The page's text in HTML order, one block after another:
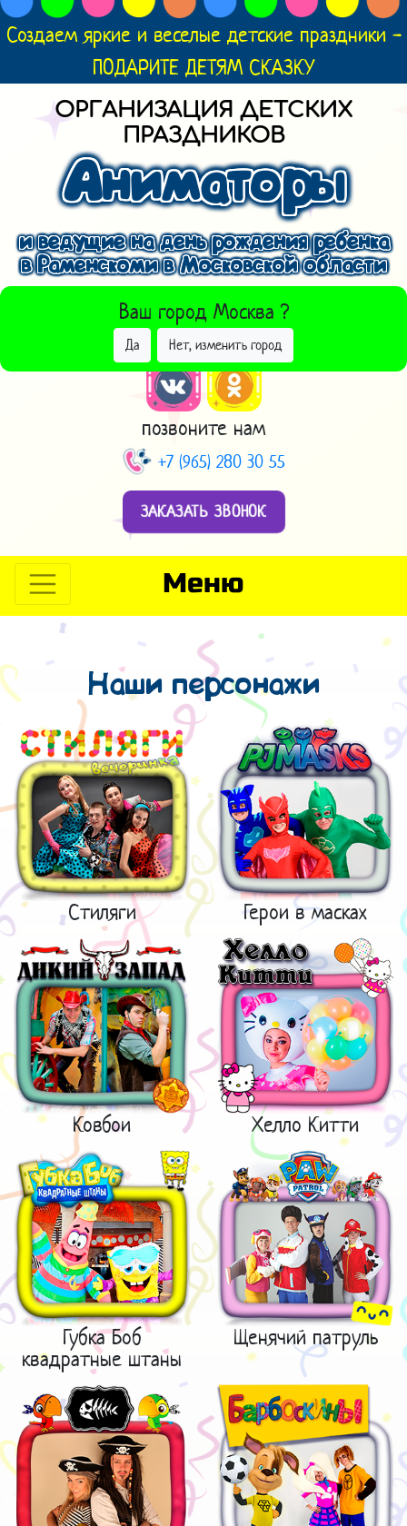
Создаем яркие и веселые детские праздники -
ПОДАРИТЕ ДЕТЯМ СКАЗКУ
ОРГАНИЗАЦИЯ ДЕТСКИХ
ПРАЗДНИКОВ
Аниматоры
и ведущие на день рождения ребенка
в Раменскоми в Московской области
Ваш город Москва ?
Да Нет, изменить город
ВЫБРАТЬ ДРУГОЙ ГОРОД
позвоните нам
+7 (965) 280 30 55
ЗАКАЗАТЬ ЗВОНОК
Меню
Наши персонажи
Стиляги Герои в масках
Ковбои Хелло Китти
Губка Боб
квадратные штаны
Щенячий патруль